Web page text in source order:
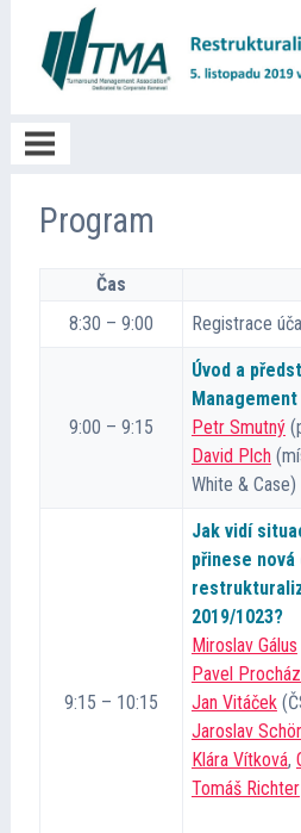
Poděkování
Program
Program
Čas
8:30 – 9:00
Registrace
9:00 – 9:15
Úvod a
Petr Smutný
David Plch
White & Case)
9:15 – 10:15
Jak vidí
přinese
2019/1023?
Miroslav Gálus
Pavel
Jan Vitáček
Jaroslav
Klára Vítková,
Tomáš Richter